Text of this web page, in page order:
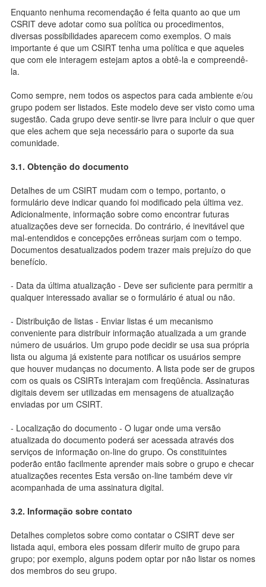
Enquanto nenhuma recomendação é feita quanto ao que um
CSRIT deve adotar como sua política ou procedimentos,
diversas possibilidades aparecem como exemplos. O mais
importante é que um CSIRT tenha uma política e que aqueles
que com ele interagem estejam aptos a obtê-la e compreendê-
la.
Como sempre, nem todos os aspectos para cada ambiente e/ou
grupo podem ser listados. Este modelo deve ser visto como uma
sugestão. Cada grupo deve sentir-se livre para incluir o que quer
que eles achem que seja necessário para o suporte da sua
comunidade.
3.1. Obtenção do documento
Detalhes de um CSIRT mudam com o tempo, portanto, o
formulário deve indicar quando foi modificado pela última vez.
Adicionalmente, informação sobre como encontrar futuras
atualizações deve ser fornecida. Do contrário, é inevitável que
mal-entendidos e concepções errôneas surjam com o tempo.
Documentos desatualizados podem trazer mais prejuízo do que
benefício.
- Data da última atualização - Deve ser suficiente para permitir a
qualquer interessado avaliar se o formulário é atual ou não.
- Distribuição de listas - Enviar listas é um mecanismo
conveniente para distribuir informação atualizada a um grande
número de usuários. Um grupo pode decidir se usa sua própria
lista ou alguma já existente para notificar os usuários sempre
que houver mudanças no documento. A lista pode ser de grupos
com os quais os CSIRTs interajam com freqüência. Assinaturas
digitais devem ser utilizadas em mensagens de atualização
enviadas por um CSIRT.
- Localização do documento - O lugar onde uma versão
atualizada do documento poderá ser acessada através dos
serviços de informação on-line do grupo. Os constituintes
poderão então facilmente aprender mais sobre o grupo e checar
atualizações recentes Esta versão on-line também deve vir
acompanhada de uma assinatura digital.
3.2. Informação sobre contato
Detalhes completos sobre como contatar o CSIRT deve ser
listada aqui, embora eles possam diferir muito de grupo para
grupo; por exemplo, alguns podem optar por não listar os nomes
dos membros do seu grupo.